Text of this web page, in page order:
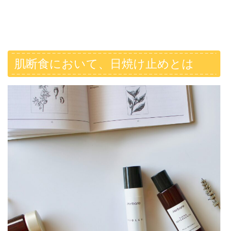
肌断食において、日焼け止めとは